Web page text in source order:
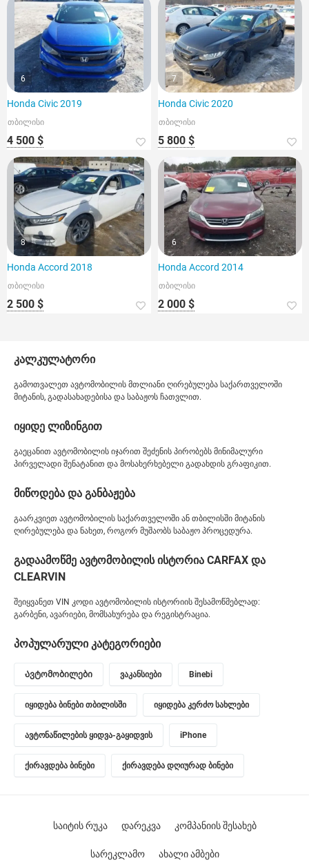
6
Honda Civic 2019
თბილისი
4 500 $
7
Honda Civic 2020
თბილისი
5 800 $
8
Honda Accord 2018
თბილისი
2 500 $
6
Honda Accord 2014
თბილისი
2 000 $
კალკულატორი
გამოთვალეთ ავტომობილის მთლიანი ღირებულება საქართველოში
მიტანის, გადასახადებისა და საბაჟოს ჩათვლით.
იყიდე ლიზინგით
გაეცანით ავტომობილის იჯარით შეძენის პირობებს მინიმალური
პირველადი შენატანით და მოსახერხებელი გადახდის გრაფიკით.
მიწოდება და განბაჟება
გაარკვიეთ ავტომობილის საქართველოში ან თბილისში მიტანის
ღირებულება და ნახეთ, როგორ მუშაობს საბაჟო პროცედურა.
გადაამოწმე ავტომობილის ისტორია CARFAX და
CLEARVIN
შეიყვანეთ VIN კოდი ავტომობილის ისტორიის შესამოწმებლად:
გარბენი, ავარიები, მომსახურება და რეგისტრაცია.
პოპულარული კატეგორიები
Ავტომობილები ვაკანსიები Binebi
იყიდება ბინები თბილისში იყიდება კერძო სახლები
ავტონაწილების ყიდვა-გაყიდვის iPhone
ქირავდება ბინები ქირავდება დღიურად ბინები
საიტის რუკა დარეკვა კომპანიის შესახებ
სარეკლამო ახალი ამბები